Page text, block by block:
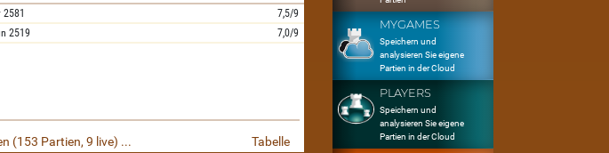
2581
7,5/9
2519 7,0/9
(153 Partien, 9 live) ... Tabelle
MYGAMES
Speichern und
analysieren Sie eigene
Partien in der Cloud
PLAYERS
Speichern und
analysieren Sie eigene
Partien in der Cloud